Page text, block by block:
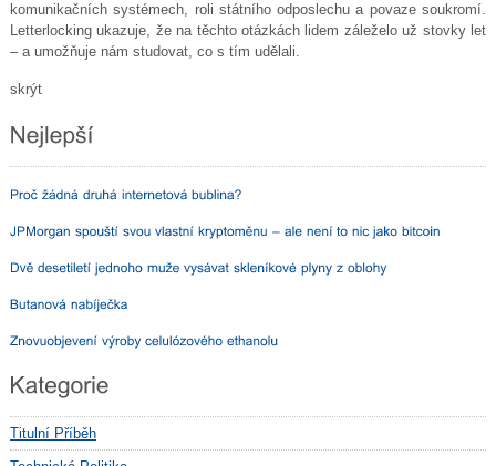
komunikačních systémech, roli státního odposlechu a povaze soukromí.
Letterlocking ukazuje, že na těchto otázkách lidem záleželo už stovky let
– a umožňuje nám studovat, co s tím udělali.
skrýt
Titulní Příběh